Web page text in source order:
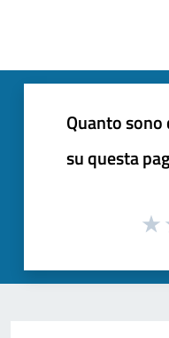
Quanto
su questa